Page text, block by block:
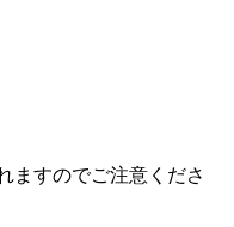
ますのでご注意くださ